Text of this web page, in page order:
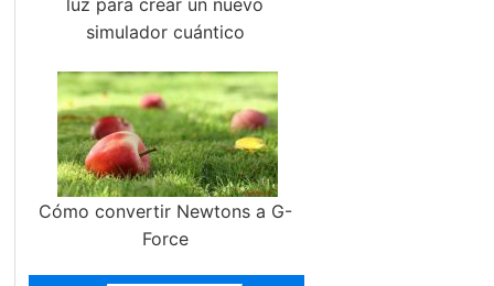
luz para crear un nuevo
simulador cuántico
Cómo convertir Newtons a G-
Force